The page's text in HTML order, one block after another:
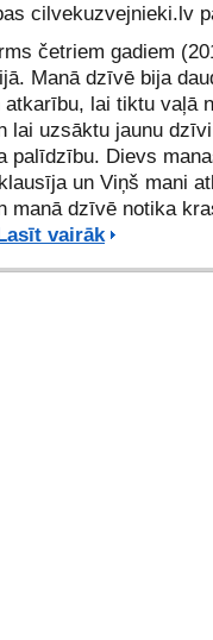
cilvekuzvejnieki.lv
četriem gadiem
Manā dzīvē bija
atkarību, lai tiktu vaļā
lai uzsāktu jaunu
palīdzību. Dievs
un Viņš mani
manā dzīvē notika
vairāk